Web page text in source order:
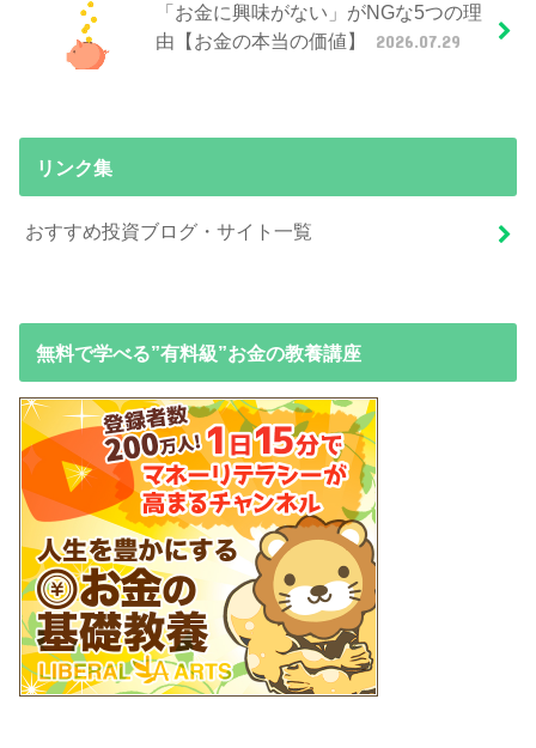
「お金に興味がない」がNGな5つの理
由【お金の本当の価値】
2026.07.29
リンク集
おすすめ投資ブログ・サイト一覧
無料で学べる”有料級”お金の教養講座